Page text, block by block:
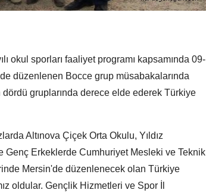
sporları faaliyet programı kapsamında 09-
düzenlenen Bocce grup müsabakalarında
dördü gruplarında derece elde ederek Türkiye
Altınova Çiçek Orta Okulu, Yıldız
Genç Erkeklerde Cumhuriyet Mesleki ve Teknik
Mersin'de düzenlenecek olan Türkiye
oldular. Gençlik Hizmetleri ve Spor İl